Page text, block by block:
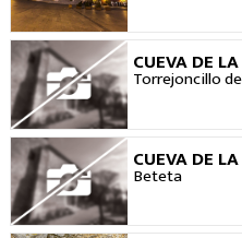
CUEVA DE
Torrejoncillo
CUEVA DE
Beteta